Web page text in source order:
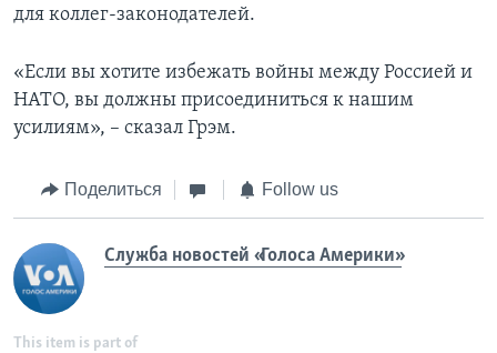
для коллег-законодателей.
«Если вы хотите избежать войны между Россией и
НАТО, вы должны присоединиться к нашим
усилиям», – сказал Грэм.
Поделиться Follow us
Служба новостей «Голоса Америки»
This item is part of